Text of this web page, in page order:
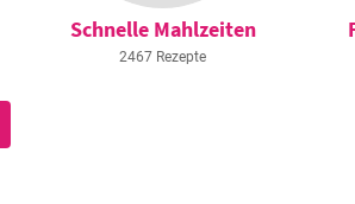
Schnelle Mahlzeiten
2467 Rezepte